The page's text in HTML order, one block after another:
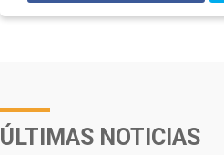
ÚLTIMAS NOTICIAS